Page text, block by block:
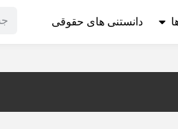
دانستنی های حقوقی